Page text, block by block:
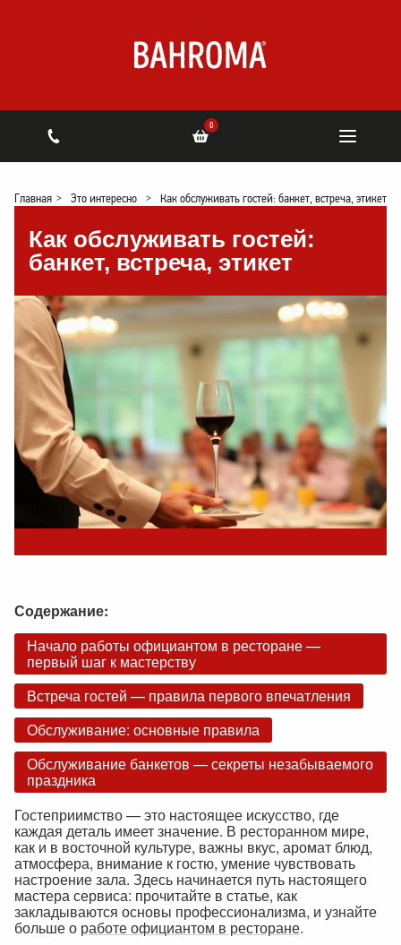
0
Главная > Это интересно > Как обслуживать гостей: банкет, встреча, этикет
Как обслуживать гостей:
банкет, встреча, этикет
Содержание:
Начало работы официантом в ресторане —
первый шаг к мастерству
Встреча гостей — правила первого впечатления
Обслуживание: основные правила
Обслуживание банкетов — секреты незабываемого
праздника
Гостеприимство — это настоящее искусство, где
каждая деталь имеет значение. В ресторанном мире,
как и в восточной культуре, важны вкус, аромат блюд,
атмосфера, внимание к гостю, умение чувствовать
настроение зала. Здесь начинается путь настоящего
мастера сервиса: прочитайте в статье, как
закладываются основы профессионализма, и узнайте
больше о работе официантом в ресторане.